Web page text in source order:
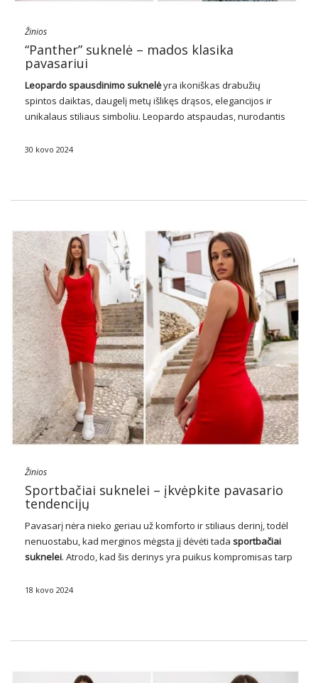
Žinios
“Panther” suknelė – mados klasika
pavasariui
Leopardo spausdinimo suknelėyra ikoniškas drabužių
spintos daiktas, daugelį metų išlikęs drąsos, elegancijos ir
unikalaus stiliaus simboliu. Leopardo atspaudas, nurodantis
populiariu dizainerių kolekcijų motyvu ir mėgstamiausiu
30 kovo 2024
Žinios
Sportbačiai suknelei – įkvėpkite pavasario
tendencijų
Pavasarį nėra nieko geriau už komforto ir stiliaus derinį, todėl
nenuostabu, kad merginos mėgsta jį dėvėti tada sportbačiai
suknelei. Atrodo, kad šis derinys yra puikus kompromisas tarp
šiltesnėmis dienomis, kai norime jaustis …
18 kovo 2024